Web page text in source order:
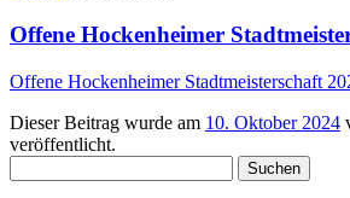
Offene Hockenheimer
Offene Hockenheimer Stadtmeisterschaft
Dieser Beitrag wurde am 10. Oktober 2024
veröffentlicht.
nach: